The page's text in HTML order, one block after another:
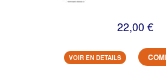
22,00 €
VOIR EN DETAILS